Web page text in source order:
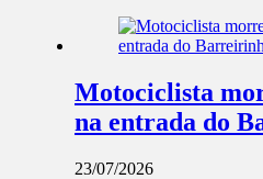
Motociclista
na entrada do
23/07/2026